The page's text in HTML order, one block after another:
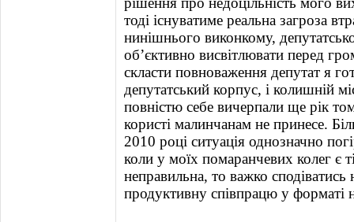
тоді існуватиме реальна загроза
нинішнього виконкому,
об’єктивно висвітлювати перед
скласти повноваження депутат я
депутатський корпус, і колишній
повністю себе вичерпали ще рік
користі малинчанам не принесе.
2010 році ситуація однозначно
коли у моїх помаранчевих колег є
неправильна, то важко сподіватись
продуктивну співпрацю у форматі